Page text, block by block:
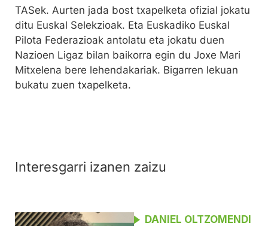
TASek. Aurten jada bost txapelketa ofizial jokatu
ditu Euskal Selekzioak. Eta Euskadiko Euskal
Pilota Federazioak antolatu eta jokatu duen
Nazioen Ligaz bilan baikorra egin du Joxe Mari
Mitxelena bere lehendakariak. Bigarren lekuan
bukatu zuen txapelketa.
Interesgarri izanen zaizu
DANIEL OLTZOMENDI